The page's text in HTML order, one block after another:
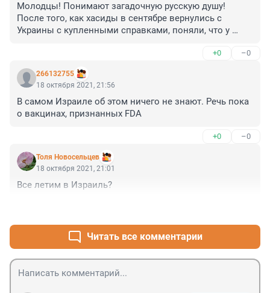
Молодцы! Понимают загадочную русскую душу!
После того, как хасиды в сентябре вернулись с
Украины с купленными справками, поняли, что у
только справку о вакцинации и ПЦР, которые могут
быть куплены в стране убытия, но и перероверять на
месте и ПЦР, и антитела. Браво!
+0 –0
266132755
18 октября 2021, 21:56
В самом Израиле об этом ничего не знают. Речь пока
о вакцинах, признанных FDA
+0 –0
Толя Новосельцев
18 октября 2021, 21:01
Все летим в Израиль?
Читать все комментарии